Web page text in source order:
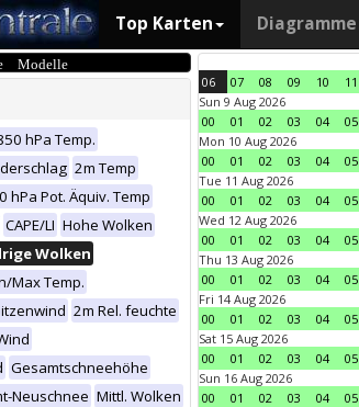
Top Karten Diagramme
hPa Temp.
2m Temp
hPa Pot. Äquiv. Temp
CAPE/LI Hohe Wolken
Wolken
Max Temp.
2m Rel. feuchte
Gesamtschneehöhe
Neuschnee Mittl. Wolken
06 07 08 09 10 11
Sun 9 Aug 2026
00
01 02 03 04 05
Mon 10 Aug 2026
00
01 02 03 04 05
Tue 11 Aug 2026
00
01 02 03 04 05
Wed 12 Aug 2026
00
01 02 03 04 05
Thu 13 Aug 2026
00
01 02 03 04 05
Fri 14 Aug 2026
00
01 02 03 04 05
Sat 15 Aug 2026
00
01 02 03 04 05
Sun 16 Aug 2026
00
01 02 03 04 05